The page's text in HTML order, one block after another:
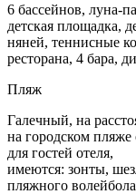
6 бассейнов, луна-
детская площадка,
няней, теннисные
ресторана, 4 бара,
Пляж
Галечный, на
на городском пляже
для гостей отеля,
имеются: зонты,
пляжного волейбола